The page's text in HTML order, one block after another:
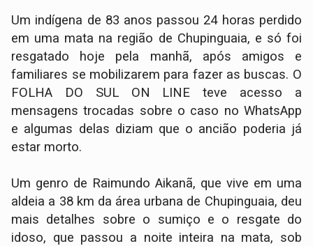
Um indígena de 83 anos passou 24 horas perdido
em uma mata na região de Chupinguaia, e só foi
resgatado hoje pela manhã, após amigos e
familiares se mobilizarem para fazer as buscas. O
FOLHA DO SUL ON LINE teve acesso a
mensagens trocadas sobre o caso no WhatsApp
e algumas delas diziam que o ancião poderia já
estar morto.
Um genro de Raimundo Aikanã, que vive em uma
aldeia a 38 km da área urbana de Chupinguaia, deu
mais detalhes sobre o sumiço e o resgate do
idoso, que passou a noite inteira na mata, sob